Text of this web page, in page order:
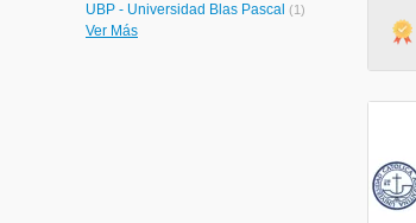
UBP - Universidad Blas Pascal (1)
Ver Más